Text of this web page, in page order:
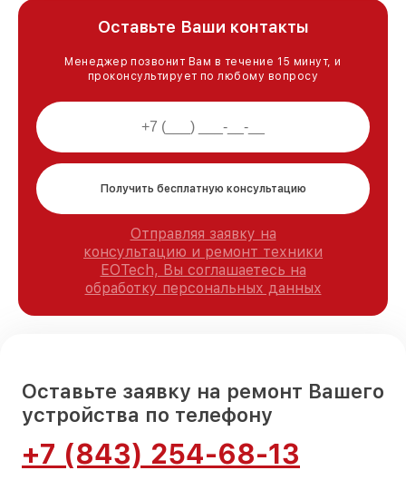
Оставьте Ваши контакты
Менеджер позвонит Вам в течение 15 минут, и
проконсультирует по любому вопросу
Получить бесплатную консультацию
Отправляя заявку на
консультацию и ремонт техники
EOTech, Вы соглашаетесь на
обработку персональных данных
Оставьте заявку на ремонт Вашего
устройства по телефону
+7 (843) 254-68-13